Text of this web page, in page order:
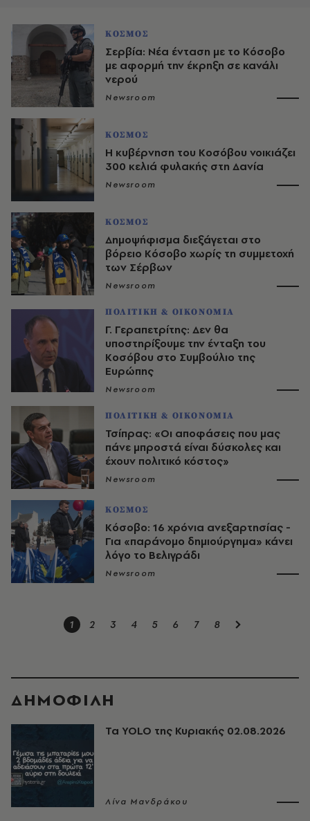
ΚΟΣΜΟΣ
Σερβία: Νέα ένταση με το Κόσοβο
με αφορμή την έκρηξη σε κανάλι
νερού
Newsroom
ΚΟΣΜΟΣ
Η κυβέρνηση του Κοσόβου νοικιάζει
300 κελιά φυλακής στη Δανία
Newsroom
ΚΟΣΜΟΣ
Δημοψήφισμα διεξάγεται στο
βόρειο Κόσοβο χωρίς τη συμμετοχή
των Σέρβων
Newsroom
ΠΟΛΙΤΙΚΗ & ΟΙΚΟΝΟΜΙΑ
Γ. Γεραπετρίτης: Δεν θα
υποστηρίξουμε την ένταξη του
Κοσόβου στο Συμβούλιο της
Ευρώπης
Newsroom
ΠΟΛΙΤΙΚΗ & ΟΙΚΟΝΟΜΙΑ
Τσίπρας: «Οι αποφάσεις που μας
πάνε μπροστά είναι δύσκολες και
έχουν πολιτικό κόστος»
Newsroom
ΚΟΣΜΟΣ
Κόσοβο: 16 χρόνια ανεξαρτησίας -
Για «παράνομο δημιούργημα» κάνει
λόγο το Βελιγράδι
Newsroom
1 2 3 4 5 6 7 8
ΔΗΜΟΦΙΛΗ
Τα YOLO της Κυριακής 02.08.2026
Λίνα Μανδράκου